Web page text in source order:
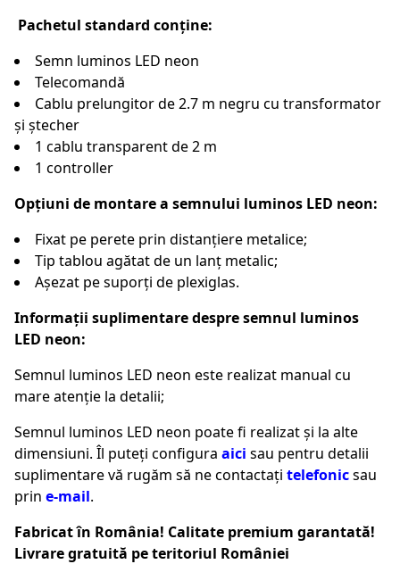
Pachetul standard conține:
Semn luminos LED neon
Telecomandă
Cablu prelungitor de 2.7 m negru cu transformator
și ștecher
1 cablu transparent de 2 m
1 controller
Opțiuni de montare a semnului luminos LED neon:
Fixat pe perete prin distanțiere metalice;
Tip tablou agătat de un lanț metalic;
Așezat pe suporți de plexiglas.
Informații suplimentare despre semnul luminos
LED neon:
Semnul luminos LED neon este realizat manual cu
mare atenție la detalii;
Semnul luminos LED neon poate fi realizat și la alte
dimensiuni. Îl puteți configura aici sau pentru detalii
suplimentare vă rugăm să ne contactați telefonicsau
prin e-mail.
Fabricat în România! Calitate premium garantată!
Livrare gratuită pe teritoriul României